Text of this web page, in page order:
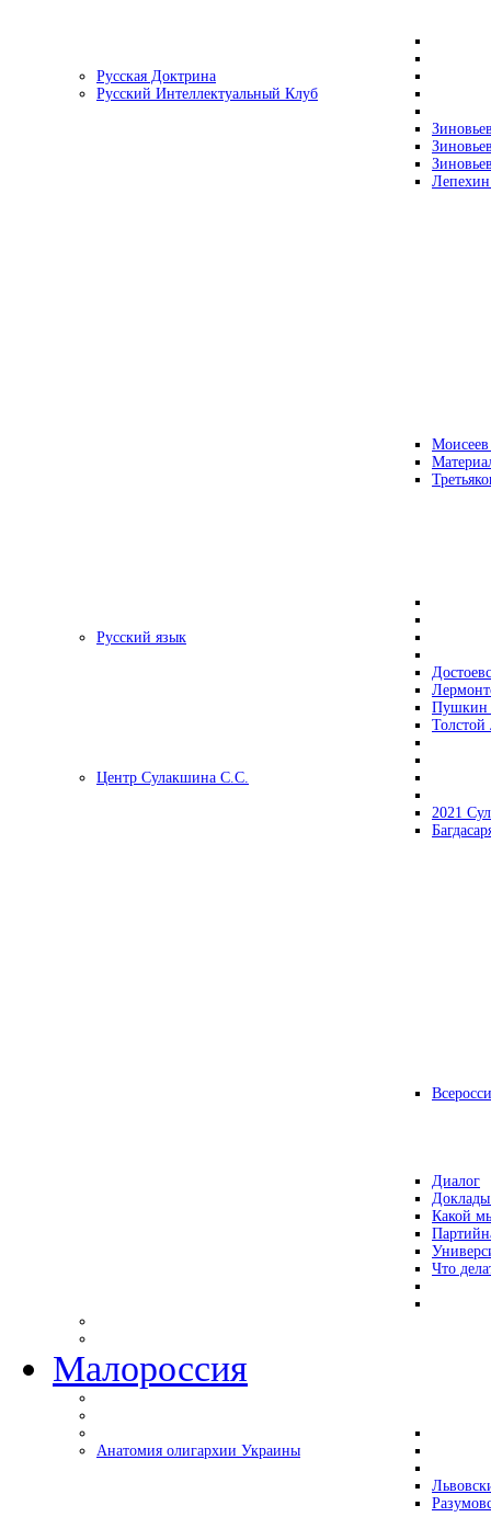
Русская Доктрина
Русский Интеллектуальный Клуб
Русский язык
Центр Сулакшина С.С.
2021
Диалог
Какой
Что
Малороссия
Анатомия олигархии Украины